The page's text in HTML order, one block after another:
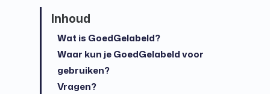
Wat is GoedGelabeld?
Waar kun je GoedGelabeld voor
gebruiken?
Vragen?